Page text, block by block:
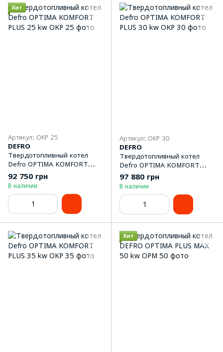
Хит
Артикул: OKP 25
DEFRO
Твердотопливный котел
Defro OPTIMA KOMFORT
PLUS 25 kw
92 750 грн
В наличии
Артикул: OKP 30
DEFRO
Твердотопливный котел
Defro OPTIMA KOMFORT
PLUS 30 kw
97 880 грн
В наличии
Хит